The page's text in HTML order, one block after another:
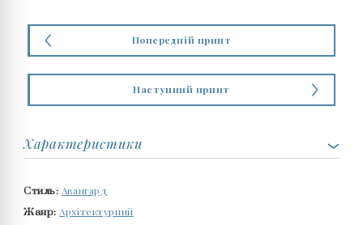
Попередній принт
Наступний принт
Характеристики
Стиль: Авангард
Жанр: Архітектурний